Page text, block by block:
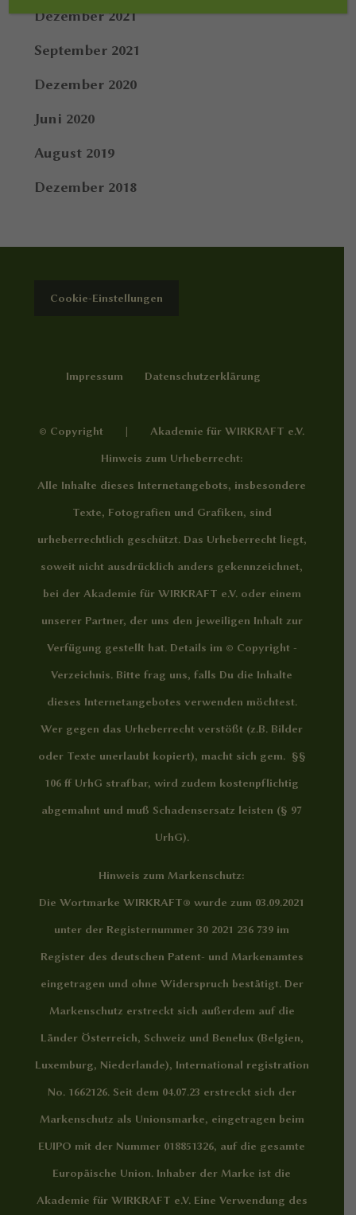
Dezember 2021
September 2021
Dezember 2020
Juni 2020
August 2019
Dezember 2018
Cookie-Einstellungen
Impressum Datenschutzerklärung
© Copyright | Akademie für WIRKRAFT e.V.
Hinweis zum Urheberrecht:
Alle Inhalte dieses Internetangebots, insbesondere
Texte, Fotografien und Grafiken, sind
urheberrechtlich geschützt. Das Urheberrecht liegt,
soweit nicht ausdrücklich anders gekennzeichnet,
bei der Akademie für WIRKRAFT e.V. oder einem
unserer Partner, der uns den jeweiligen Inhalt zur
Verfügung gestellt hat. Details im © Copyright -
Verzeichnis. Bitte frag uns, falls Du die Inhalte
dieses Internetangebotes verwenden möchtest.
Wer gegen das Urheberrecht verstößt (z.B. Bilder
oder Texte unerlaubt kopiert), macht sich gem. §§
106 ff UrhG strafbar, wird zudem kostenpflichtig
abgemahnt und muß Schadensersatz leisten (§ 97
UrhG).
Hinweis zum Markenschutz:
Die Wortmarke WIRKRAFT® wurde zum 03.09.2021
unter der Registernummer 30 2021 236 739 im
Register des deutschen Patent- und Markenamtes
eingetragen und ohne Widerspruch bestätigt. Der
Markenschutz erstreckt sich außerdem auf die
Länder Österreich, Schweiz und Benelux (Belgien,
Luxemburg, Niederlande), International registration
No. 1662126. Seit dem 04.07.23 erstreckt sich der
Markenschutz als Unionsmarke, eingetragen beim
EUIPO mit der Nummer 018851326, auf die gesamte
Europäische Union. Inhaber der Marke ist die
Akademie für WIRKRAFT e.V. Eine Verwendung des